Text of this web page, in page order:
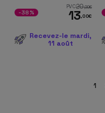
PVC20,99€
13,00€
-38%
Recevez-le mardi,
11 août
1